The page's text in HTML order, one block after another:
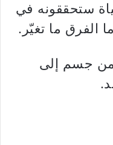
ستحققونه في
الفرق ما تغيّر.
من جسم إلى